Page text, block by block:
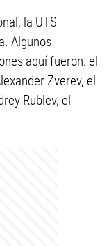
la UTS
Algunos
aquí fueron: el
Zverev, el
Rublev, el